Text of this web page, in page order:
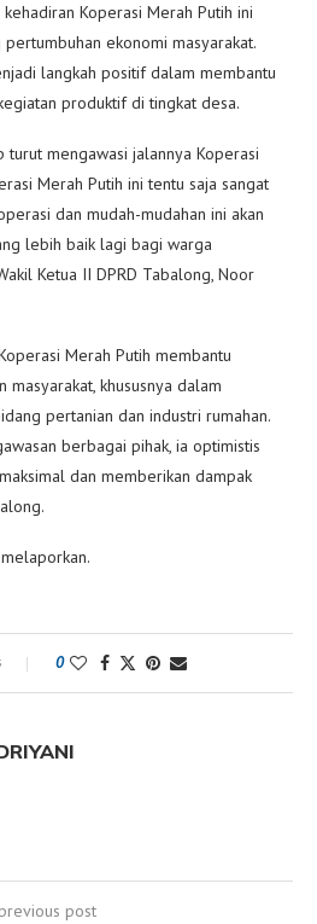
Koperasi Merah Putih ini
ekonomi masyarakat.
langkah positif dalam membantu
produktif di tingkat desa.
turut mengawasi jalannya Koperasi
Merah Putih ini tentu saja sangat
dan mudah-mudahan ini akan
lebih baik lagi bagi warga
Ketua II DPRD Tabalong, Noor
Merah Putih membantu
khususnya dalam
pertanian dan industri rumahan.
berbagai pihak, ia optimistis
dan memberikan dampak
0
previous post